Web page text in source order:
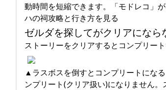
動時間を短縮できます。「モドレコ」
ハの祠攻略と行き方を見る
ゼルダを探してがクリアになら
ストーリーをクリアするとコンプリー
▲ラスボスを倒すとコンプリートにな
ンプリート(クリア扱い)になりません